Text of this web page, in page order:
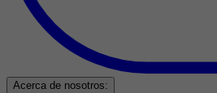
Acerca de nosotros: